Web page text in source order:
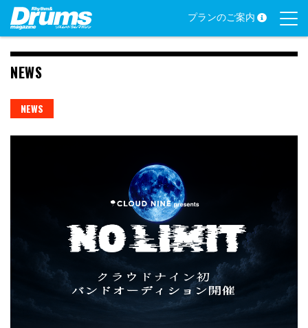
Skip
content
プランのご案内
NEWS
NEWS